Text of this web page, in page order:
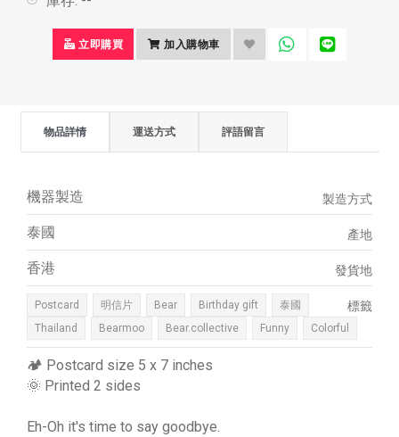
立即購買 加入購物車
物品詳情 運送方式 評語留言
製造方式
機器製造
產地
泰國
發貨地
香港
標籤
Postcard 明信片 Bear Birthday gift
泰國
Thailand
Bearmoo Bear.collective Funny Colorful
🏕 Postcard size 5 x 7 inches
🌞 Printed 2 sides
Eh-Oh it's time to say goodbye.